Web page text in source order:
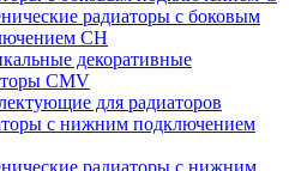
радиаторы c боковым
CH
декоративные
CMV
для радиаторов
c нижним подключением